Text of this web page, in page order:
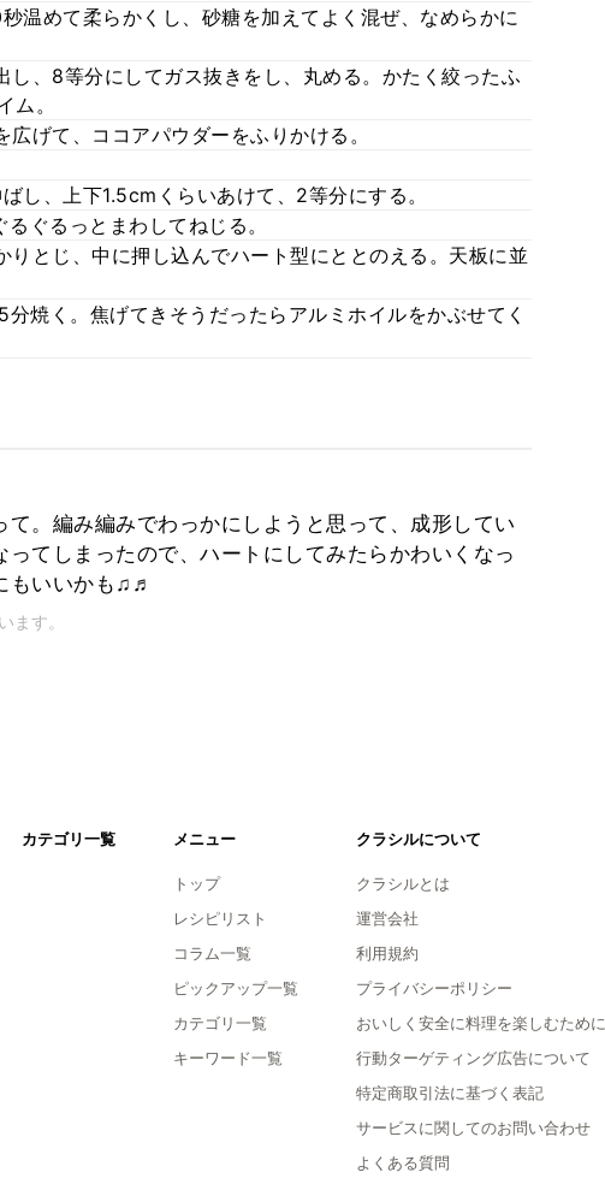
温めて柔らかくし、砂糖を加えてよく混ぜ、なめらかに
し、8等分にしてガス抜きをし、丸める。かたく絞ったふ
ム。
げて、ココアパウダーをふりかける。
し、上下1.5cmくらいあけて、2等分にする。
ぐるっとまわしてねじる。
りとじ、中に押し込んでハート型にととのえる。天板に並
焼く。焦げてきそうだったらアルミホイルをかぶせてく
。編み編みでわっかにしようと思って、成形してい
てしまったので、ハートにしてみたらかわいくなっ
もいいかも♫♬
ます。
カテゴリ一覧 メニュー
トップ
レシピリスト
コラム一覧
ピックアップ一覧
カテゴリ一覧
キーワード一覧
クラシルについて
クラシルとは
運営会社
利用規約
プライバシーポリシー
おいしく安全に料理を楽しむために
行動ターゲティング広告について
特定商取引法に基づく表記
サービスに関してのお問い合わせ
よくある質問